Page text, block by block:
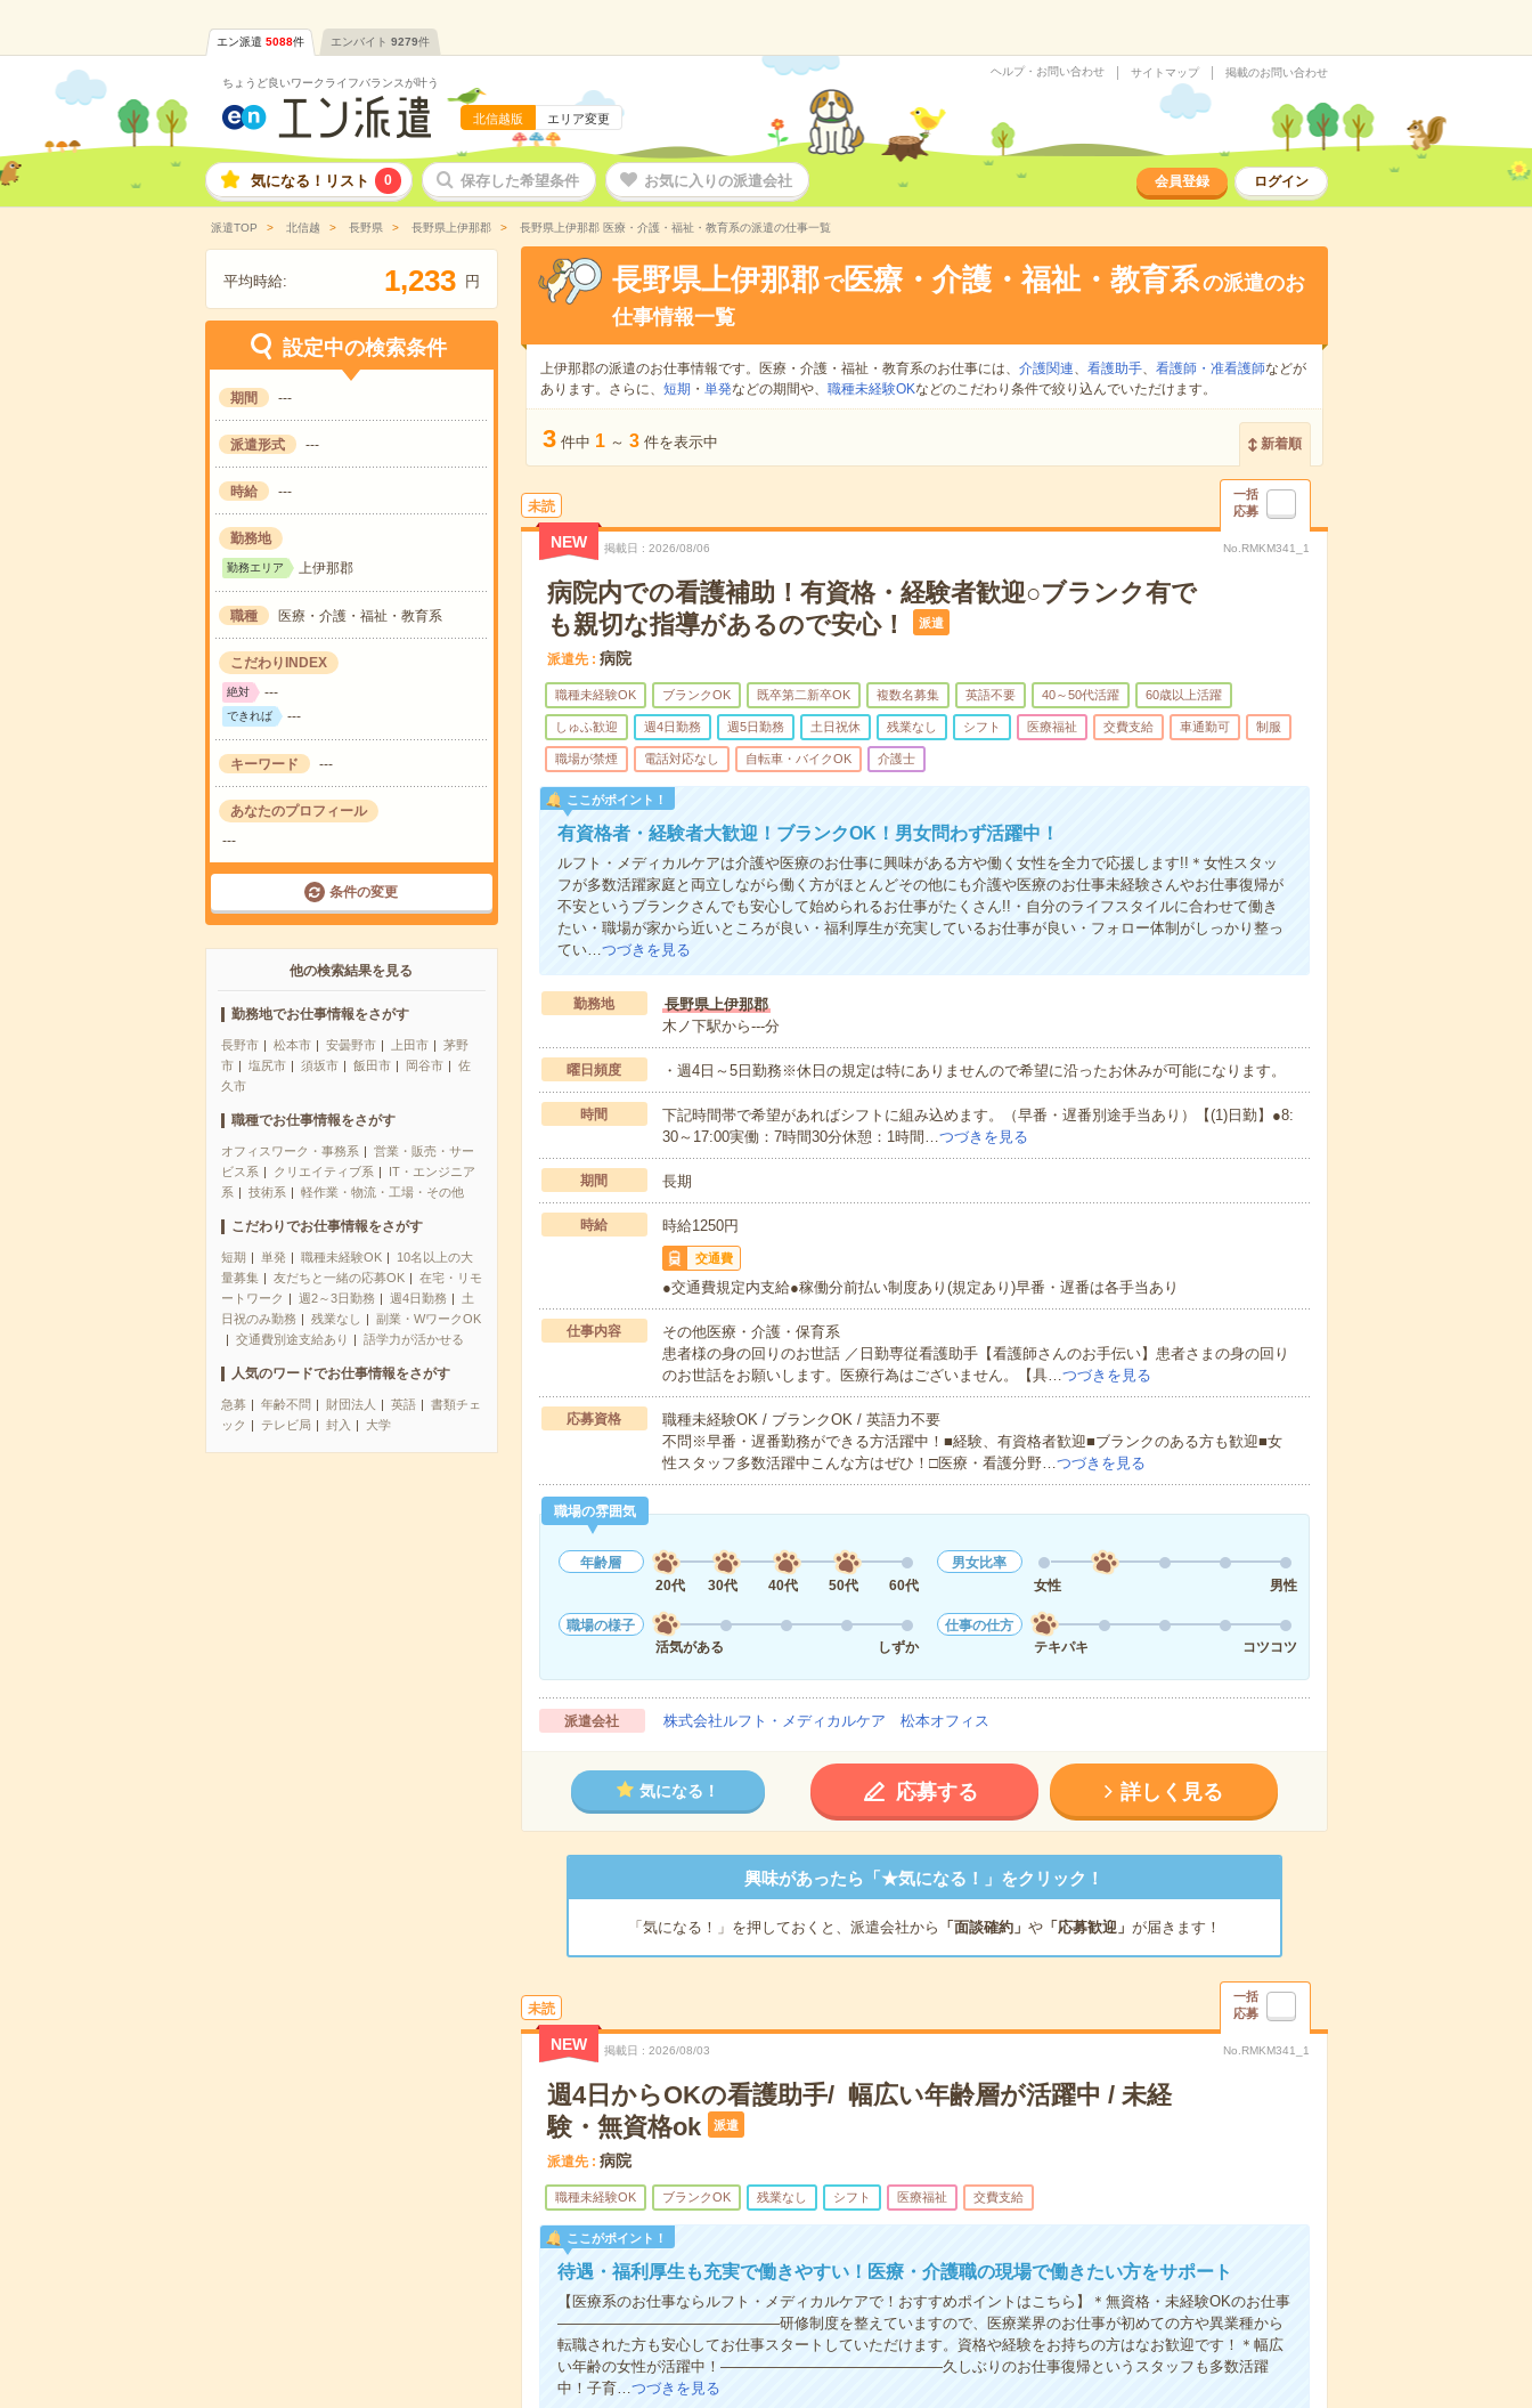
エン派遣 5088件 エンバイト 9279件
ちょうど良いワークライフバランスが叶う
北信越版 エリア変更
ヘルプ・お問い合わせ サイトマップ 掲載のお問い合わせ
気になる！リスト 0 保存した希望条件 お気に入りの派遣会社 会員登録 ログイン
派遣TOP 北信越 長野県 長野県上伊那郡 長野県上伊那郡 医療・介護・福祉・教育系の派遣の仕事一覧
平均時給: 1,233 円
設定中の検索条件
期間 ---
派遣形式 ---
時給 ---
勤務地
勤務エリア 上伊那郡
職種 医療・介護・福祉・教育系
こだわりINDEX
絶対 ---
できれば ---
キーワード ---
あなたのプロフィール
---
条件の変更
他の検索結果を見る
勤務地でお仕事情報をさがす
長野市 松本市 安曇野市 上田市
茅野
市
塩尻市 須坂市 飯田市 岡谷市
佐
久市
職種でお仕事情報をさがす
オフィスワーク・事務系
営業・販売・サー
ビス系
クリエイティブ系
IT・エンジニア
系
技術系 軽作業・物流・工場・その他
こだわりでお仕事情報をさがす
短期 単発 職種未経験OK
10名以上の大
量募集
友だちと一緒の応募OK
在宅・リモ
ートワーク
週2～3日勤務 週4日勤務
土
日祝のみ勤務
残業なし
副業・WワークOK
交通費別途支給あり
語学力が活かせる
人気のワードでお仕事情報をさがす
急募 年齢不問 財団法人 英語
書類チェ
ック
テレビ局 封入 大学
長野県上伊那郡 で医療・介護・福祉・教育系の派遣のお
仕事情報一覧
上伊那郡の派遣のお仕事情報です。医療・介護・福祉・教育系のお仕事には、 介護関連、 看護助手、 看護師・准看護師などが
あります。さらに、 短期 ・ 単発などの期間や、 職種未経験OKなどのこだわり条件で絞り込んでいただけます。
3 件中 1 ～ 3 件を表示中 新着順
未読
一括
応募
NEW 掲載日 2026/08/06 No.RMKM341_1
病院内での看護補助！有資格・経験者歓迎○ブランク有で
も親切な指導があるので安心！
派遣
派遣先 病院
職種未経験OK ブランクOK 既卒第二新卒OK 複数名募集 英語不要 40～50代活躍 60歳以上活躍
しゅふ歓迎 週4日勤務 週5日勤務 土日祝休 残業なし シフト 医療福祉 交費支給 車通勤可 制服
職場が禁煙 電話対応なし 自転車・バイクOK 介護士
ここがポイント！
有資格者・経験者大歓迎！ブランクOK！男女問わず活躍中！
ルフト・メディカルケアは介護や医療のお仕事に興味がある方や働く女性を全力で応援します!!＊女性スタッ
フが多数活躍家庭と両立しながら働く方がほとんどその他にも介護や医療のお仕事未経験さんやお仕事復帰が
不安というブランクさんでも安心して始められるお仕事がたくさん!!・自分のライフスタイルに合わせて働き
たい・職場が家から近いところが良い・福利厚生が充実しているお仕事が良い・フォロー体制がしっかり整っ
てい…つづきを見る
勤務地
長野県上伊那郡
木ノ下駅から---分
曜日頻度 ・週4日～5日勤務※休日の規定は特にありませんので希望に沿ったお休みが可能になります。
時間
下記時間帯で希望があればシフトに組み込めます。（早番・遅番別途手当あり）【(1)日勤】●8:
30～17:00実働：7時間30分休憩：1時間…つづきを見る
期間 長期
時給 時給1250円
交通費
●交通費規定内支給●稼働分前払い制度あり(規定あり)早番・遅番は各手当あり
仕事内容
その他医療・介護・保育系
患者様の身の回りのお世話 ／日勤専従看護助手【看護師さんのお手伝い】患者さまの身の回り
のお世話をお願いします。医療行為はございません。【具…つづきを見る
応募資格
職種未経験OK / ブランクOK / 英語力不要
不問※早番・遅番勤務ができる方活躍中！■経験、有資格者歓迎■ブランクのある方も歓迎■女
性スタッフ多数活躍中こんな方はぜひ！□医療・看護分野…つづきを見る
職場の雰囲気
年齢層
20代
30代 40代 50代 60代
男女比率
女性
男性
職場の様子
活気がある
しずか
仕事の仕方
テキパキ
コツコツ
派遣会社 株式会社ルフト・メディカルケア 松本オフィス
気になる！ 応募する 詳しく見る
興味があったら「★気になる！」をクリック！
「気になる！」を押しておくと、派遣会社から 「面談確約」 や「応募歓迎」 が届きます！
未読
一括
応募
NEW 掲載日 2026/08/03 No.RMKM341_1
週4日からOKの看護助手/ 幅広い年齢層が活躍中 / 未経
験・無資格ok
派遣
派遣先 病院
職種未経験OK ブランクOK 残業なし シフト 医療福祉 交費支給
ここがポイント！
待遇・福利厚生も充実で働きやすい！医療・介護職の現場で働きたい方をサポート
【医療系のお仕事ならルフト・メディカルケアで！おすすめポイントはこちら】＊無資格・未経験OKのお仕事
―――――――――――――――研修制度を整えていますので、医療業界のお仕事が初めての方や異業種から
転職された方も安心してお仕事スタートしていただけます。資格や経験をお持ちの方はなお歓迎です！＊幅広
い年齢の女性が活躍中！―――――――――――――――久しぶりのお仕事復帰というスタッフも多数活躍
中！子育…つづきを見る